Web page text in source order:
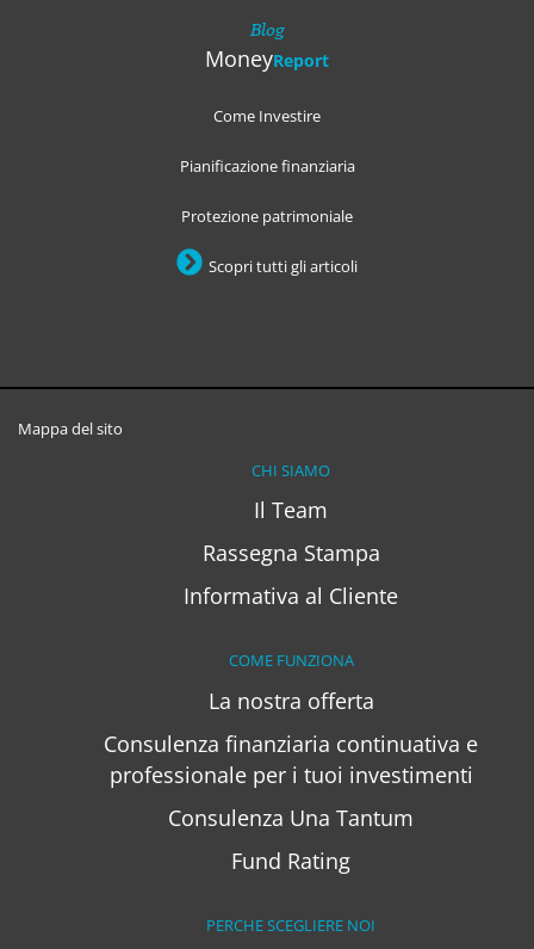
Blog
MoneyReport
Come Investire
Pianificazione finanziaria
Protezione patrimoniale
Scopri tutti gli articoli
Mappa del sito
CHI SIAMO
Il Team
Rassegna Stampa
Informativa al Cliente
COME FUNZIONA
La nostra offerta
Consulenza finanziaria continuativa e
professionale per i tuoi investimenti
Consulenza Una Tantum
Fund Rating
PERCHE SCEGLIERE NOI